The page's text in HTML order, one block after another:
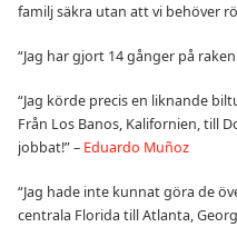
familj säkra utan att vi behöver
“Jag har gjort 14 gånger på
“Jag körde precis en liknande
Från Los Banos, Kalifornien, till
jobbat!” – Eduardo Muñoz
“Jag hade inte kunnat göra de
centrala Florida till Atlanta,